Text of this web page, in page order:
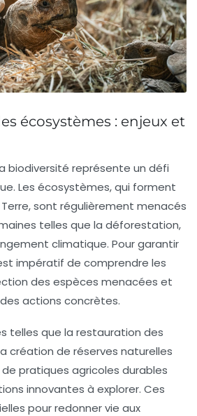
écosystèmes : enjeux et
biodiversité représente un défi
Les écosystèmes, qui forment
sont régulièrement menacés
telles que la déforestation,
climatique. Pour garantir
impératif de comprendre les
des espèces menacées et
actions concrètes.
telles que la restauration des
création de réserves naturelles
pratiques agricoles durables
innovantes à explorer. Ces
pour redonner vie aux